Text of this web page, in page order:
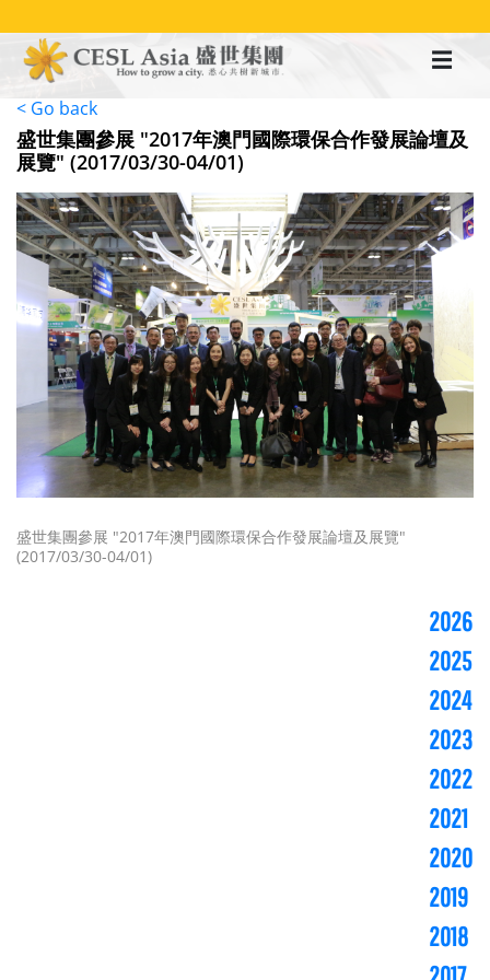
至
< Go back
盛世集團參展 "2017年澳門國際環保合作發展論壇及
展覽" (2017/03/30-04/01)
盛世集團參展 "2017年澳門國際環保合作發展論壇及展覽"
(2017/03/30-04/01)
2026
2025
2024
2023
2022
2021
2020
2019
2018